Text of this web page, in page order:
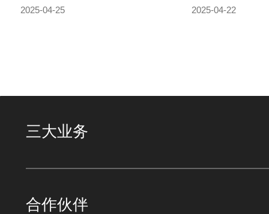
未来
2025-04-25
35%
2025-04-22
三大业务
合作伙伴